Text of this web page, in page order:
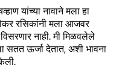
यांच्या नावाने मला हा
रसिकांनी मला आजवर
नाही. मी मिळवलेले
ऊर्जा देतात, अशी भावना